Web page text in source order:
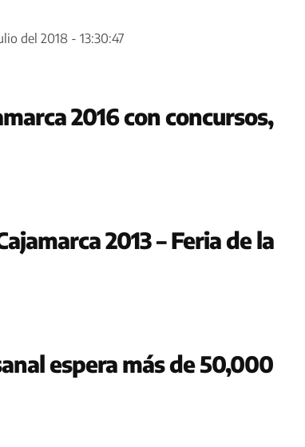
del 2018 - 13:30:47
2016 con concursos,
2013 – Feria de la
espera más de 50,000